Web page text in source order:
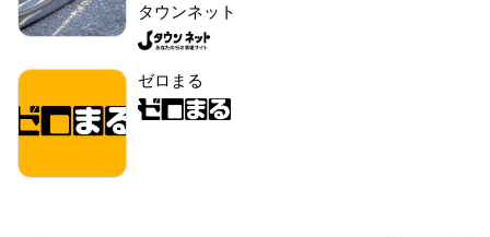
タウンネット
ゼロまる